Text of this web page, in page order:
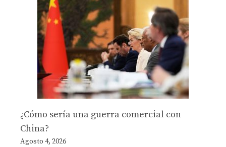
¿Cómo sería una guerra comercial con
China?
Agosto 4, 2026